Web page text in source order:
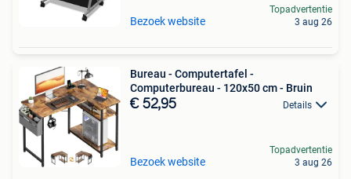
Bezoek website
Topadvertentie
3 aug 26
Bureau - Computertafel -
Computerbureau - 120x50 cm - Bruin
€ 52,95 Details
Bezoek website
Topadvertentie
3 aug 26